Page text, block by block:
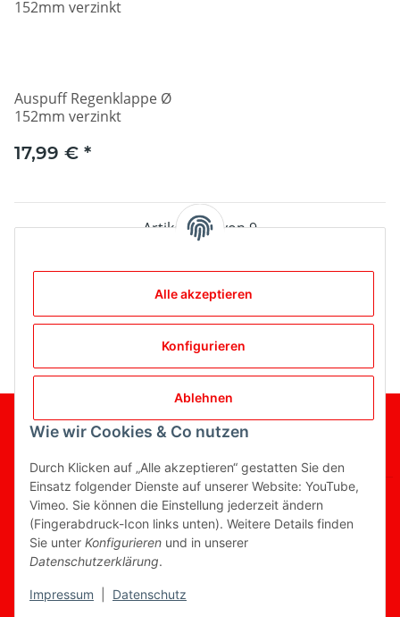
Auspuff Regenklappe Ø
152mm verzinkt
17,99 € *
Artikel 1 - 9 von 9
Kategorien
Gesetzliche Informationen
Informationen
Vertrag widerrufen
* Alle Preise inkl. gesetzlicher USt., zzgl.
Alle akzeptieren
Konfigurieren
Ablehnen
Wie wir Cookies & Co nutzen
Durch Klicken auf „Alle akzeptieren“ gestatten Sie den
Einsatz folgender Dienste auf unserer Website: YouTube,
Vimeo. Sie können die Einstellung jederzeit ändern
(Fingerabdruck-Icon links unten). Weitere Details finden
Sie unter Konfigurieren und in unserer
Datenschutzerklärung.
Impressum Datenschutz